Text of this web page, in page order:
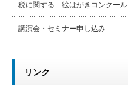
税に関する 絵はがきコンクール
講演会・セミナー申し込み
リンク